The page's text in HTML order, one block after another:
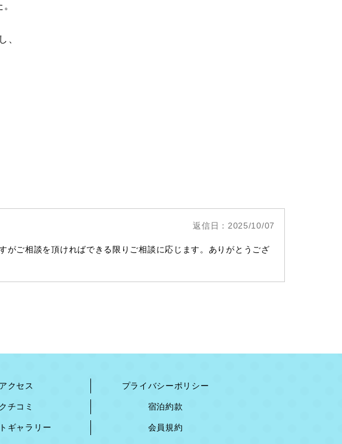
、
返信日：2025/10/07
ご相談を頂ければできる限りご相談に応じます。ありがとうござ
アクセス
クチコミ
ギャラリー
プライバシーポリシー
宿泊約款
会員規約